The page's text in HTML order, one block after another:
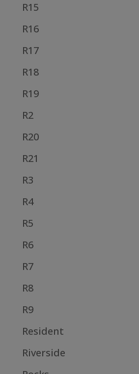
R15
R16
R17
R18
R19
R2
R20
R21
R3
R4
R5
R6
R7
R8
R9
Resident
Riverside